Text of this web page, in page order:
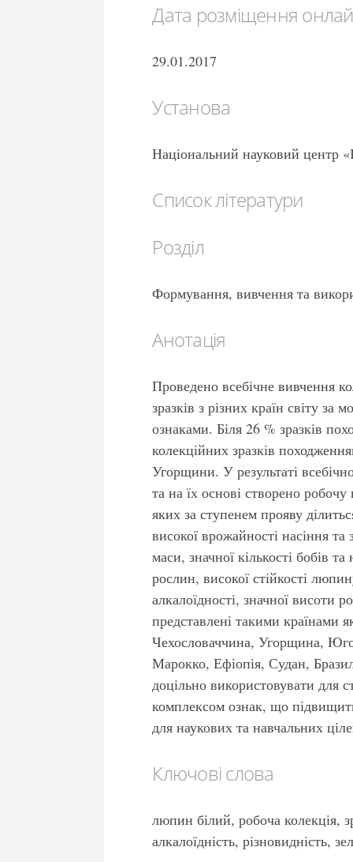
Дата розміщення
29.01.2017
Установа
Національний науковий центр
Список літератури
Розділ
Формування, вивчення та
Анотація
Проведено всебічне вивчення
зразків з різних країн світу
ознаками. Біля 26 % зразків
колекційних зразків
Угорщини. У результаті
та на їх основі створено
яких за ступенем прояву
високої врожайності насіння
маси, значної кількості бобів
рослин, високої стійкості
алкалоїдності, значної висоти
представлені такими країнами
Чехословаччина, Угорщина,
Марокко, Ефіопія, Судан,
доцільно використовувати для
комплексом ознак, що
для наукових та навчальних
Ключові слова
люпин білий, робоча колекція,
алкалоїдність, різновидність,